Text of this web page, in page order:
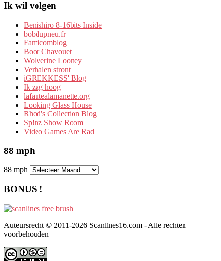
Ik wil volgen
Benishiro 8-16bits Inside
bobdupneu.fr
Famicomblog
Boor Chavouet
Wolverine Looney
Verhalen stront
iGREKKESS' Blog
Ik zag hoog
lafautealamanette.org
Looking Glass House
Rhod's Collection Blog
Sp!nz Show Room
Video Games Are Rad
88 mph
88 mph
BONUS !
Auteursrecht © 2011-2026 Scanlines16.com - Alle rechten
voorbehouden